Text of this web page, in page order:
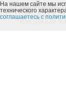
ЦЕНА
при заказе в
На нашем сайте мы
технического
соглашаетесь с